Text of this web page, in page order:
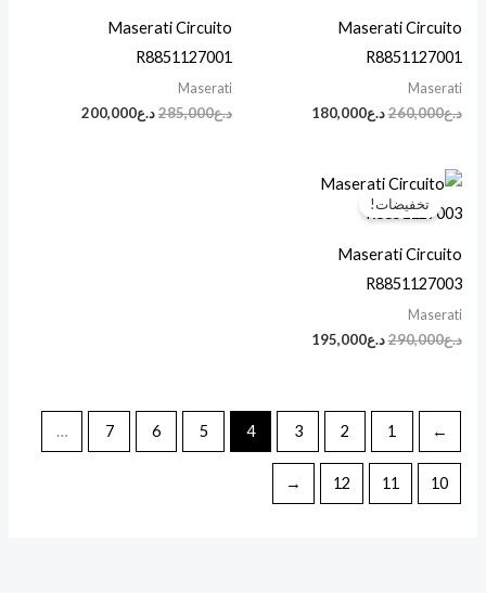
Maserati Circuito
R8851127001
Maserati
د.ع260,000د.ع180,000
Maserati Circuito
R8851127001
Maserati
د.ع285,000د.ع200,000
تخفيضات!
Maserati Circuito
R8851127003
Maserati
د.ع290,000
السعر
الأصلي
هو:
د.ع195,000
→
1
2
3
4
5
6
7
…
10
11
12
←